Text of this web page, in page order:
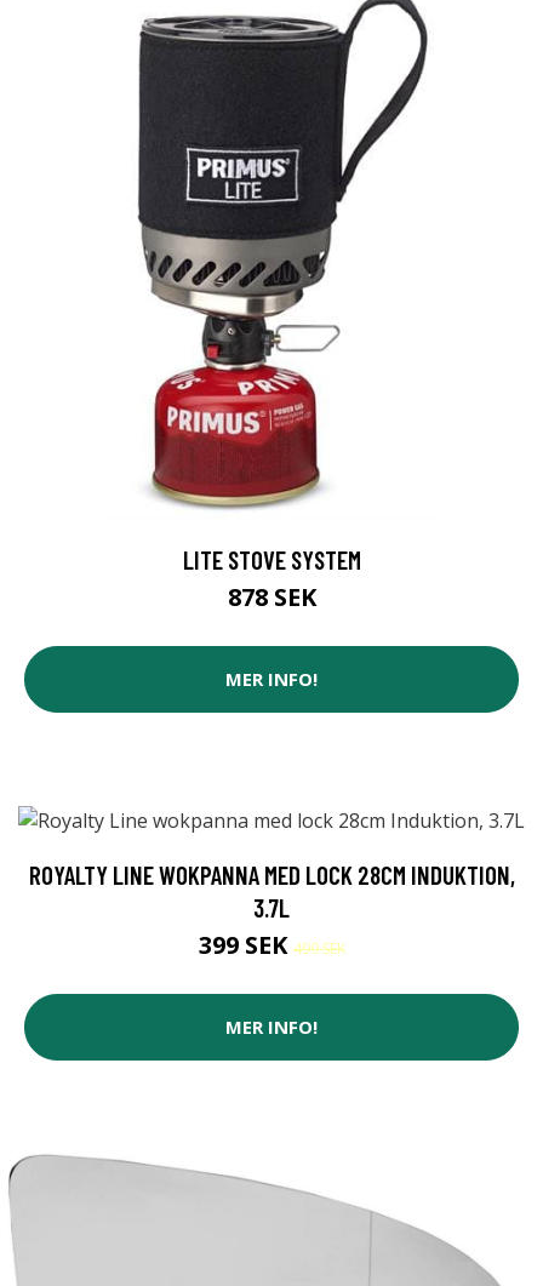
LITE STOVE SYSTEM
878 SEK
MER INFO!
ROYALTY LINE WOKPANNA MED LOCK 28CM INDUKTION,
3.7L
399 SEK499 SEK
MER INFO!